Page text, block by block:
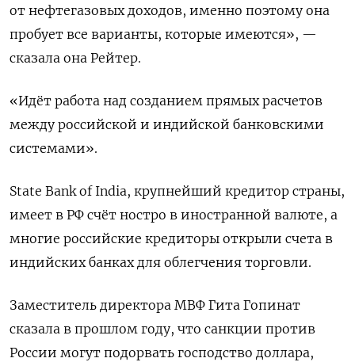
от нефтегазовых доходов, именно поэтому она
пробует все варианты, которые имеются», —
сказала она Рейтер.
«Идёт работа над созданием прямых расчетов
между российской и индийской банковскими
системами».
State Bank of India, крупнейший кредитор страны,
имеет в РФ счёт ностро в иностранной валюте, а
многие российские кредиторы открыли счета в
индийских банках для облегчения торговли.
Заместитель директора МВФ Гита Гопинат
сказала в прошлом году, что санкции против
России могут подорвать господство доллара,